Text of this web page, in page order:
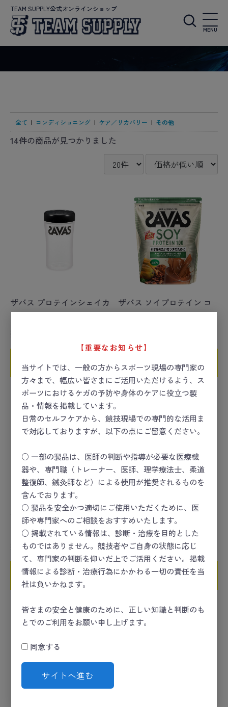
TEAM SUPPLY公式オンラインショップ
MENU
【重要なお知らせ】
当サイトでは、一般の方からスポーツ現場の専門家の
方々まで、幅広い皆さまにご活用いただけるよう、ス
ポーツにおけるケガの予防や身体のケアに役立つ製
品・情報を掲載しています。
日常のセルフケアから、競技現場での専門的な活用ま
で対応しておりますが、以下の点にご留意ください。
○ 一部の製品は、医師の判断や指導が必要な医療機
器や、専門職（トレーナー、医師、理学療法士、柔道
整復師、鍼灸師など）による使用が推奨されるものを
含んでおります。
○ 製品を安全かつ適切にご使用いただくために、医
師や専門家へのご相談をおすすめいたします。
○ 掲載されている情報は、診断・治療を目的とした
ものではありません。競技者やご自身の状態に応じ
て、専門家の判断を仰いだ上でご活用ください。掲載
情報による診断・治療行為にかかわる一切の責任を当
社は負いかねます。
皆さまの安全と健康のために、正しい知識と判断のも
とでのご利用をお願い申し上げます。
同意する
サイトへ進む
全て | コンディショニング | ケア／リカバリー | その他
14件の商品が見つかりました
ザバス プロテインシェイカ
ー
数量
カートに入れる
ザバス ソイプロテイン コ
コア2kg
カートに入れる
ザバス ジュニアプロテイン
マスカット
数量
カートに入れる
ザバス ジュニアプロテイン
ココア
数量
カートに入れる